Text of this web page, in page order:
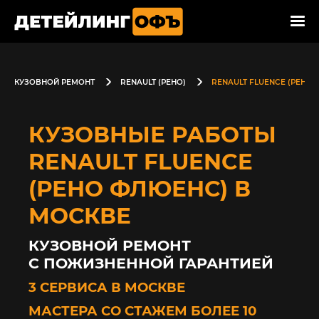
КУЗОВНОЙ РЕМОНТ RENAULT (РЕНО) RENAULT FLUENCE
КУЗОВНЫЕ РАБОТЫ
RENAULT FLUENCE
(РЕНО ФЛЮЕНС) В
МОСКВЕ
КУЗОВНОЙ РЕМОНТ
С ПОЖИЗНЕННОЙ ГАРАНТИЕЙ
3 СЕРВИСА В МОСКВЕ
МАСТЕРА СО СТАЖЕМ БОЛЕЕ 10